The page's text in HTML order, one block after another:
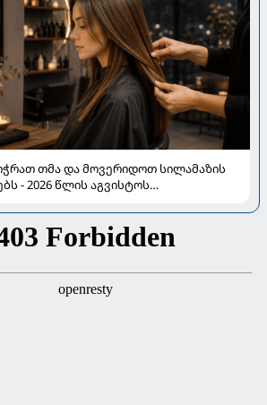
თმა და მოვერიდოთ სილამაზის
- 2026 წლის აგვისტოს